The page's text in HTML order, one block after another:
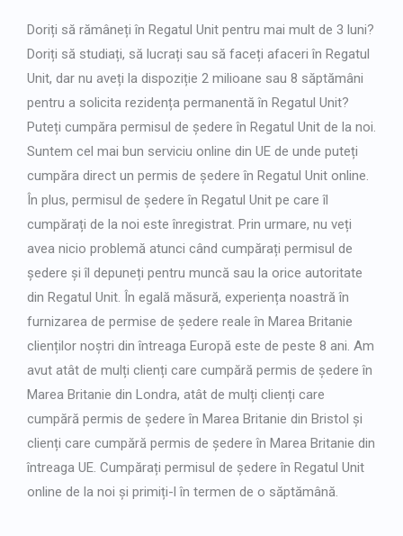
Doriți să rămâneți în Regatul Unit pentru mai mult de 3 luni?
Doriți să studiați, să lucrați sau să faceți afaceri în Regatul
Unit, dar nu aveți la dispoziție 2 milioane sau 8 săptămâni
pentru a solicita rezidența permanentă în Regatul Unit?
Puteți cumpăra permisul de ședere în Regatul Unit de la noi.
Suntem cel mai bun serviciu online din UE de unde puteți
cumpăra direct un permis de ședere în Regatul Unit online.
În plus, permisul de ședere în Regatul Unit pe care îl
cumpărați de la noi este înregistrat. Prin urmare, nu veți
avea nicio problemă atunci când cumpărați permisul de
ședere și îl depuneți pentru muncă sau la orice autoritate
din Regatul Unit. În egală măsură, experiența noastră în
furnizarea de permise de ședere reale în Marea Britanie
clienților noștri din întreaga Europă este de peste 8 ani. Am
avut atât de mulți clienți care cumpără permis de ședere în
Marea Britanie din Londra, atât de mulți clienți care
cumpără permis de ședere în Marea Britanie din Bristol și
clienți care cumpără permis de ședere în Marea Britanie din
întreaga UE. Cumpărați permisul de ședere în Regatul Unit
online de la noi și primiți-l în termen de o săptămână.
Japanese
Bulgarian
Arabic
Danish
Swedish